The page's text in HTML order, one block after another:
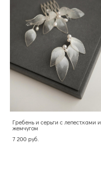
Гребень и серьги с лепестками и
жемчугом
7 200 pуб.